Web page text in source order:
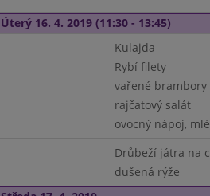
Úterý 16. 4. 2019 (11:30 - 13:45)
Kulajda
Rybí filety
vařené brambory
rajčatový salát
ovocný nápoj,
Drůbeží játra na
dušená rýže